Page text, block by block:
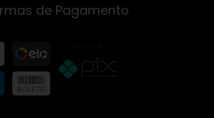
de Pagamento